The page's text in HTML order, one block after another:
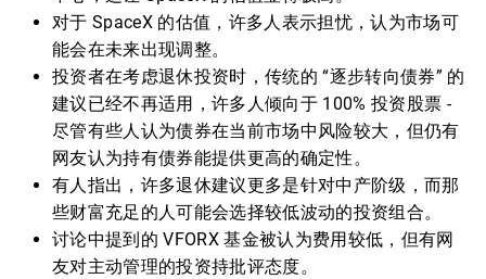
对于 SpaceX 的估值，许多人表示担忧，认为市场可
能会在未来出现调整。
投资者在考虑退休投资时，传统的 “逐步转向债券” 的
建议已经不再适用，许多人倾向于 100% 投资股票 -
尽管有些人认为债券在当前市场中风险较大，但仍有
网友认为持有债券能提供更高的确定性。
有人指出，许多退休建议更多是针对中产阶级，而那
些财富充足的人可能会选择较低波动的投资组合。
讨论中提到的 VFORX 基金被认为费用较低，但有网
友对主动管理的投资持批评态度。